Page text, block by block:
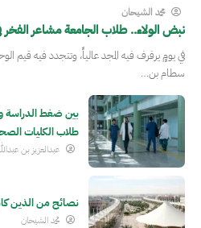
محمد الشيحان
نبض الولاء.. طلاب الجامعة مشاعر الفخر
في يومٍ يرفرف فيه المجد عالياً، وتتجدد فيه قيم
سطام بن…
بين ضغط
طلاب الكليات
عبدالعزيز بن
نصائح من الذين
محمد الشيحان